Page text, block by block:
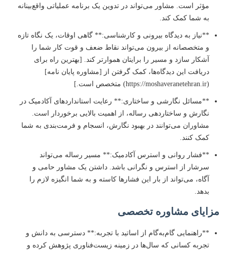
مؤثر است. مشاور می‌تواند در تدوین یک برنامه عملیاتی واقع‌بینانه
به شما کمک کند.
**نیاز به دیدگاه بیرونی و کارشناسی:** گاهی اوقات، یک نگاه تازه
و متخصصانه از بیرون می‌تواند نقاط ضعف و قوت کار شما را
آشکار سازد و مسیر را برایتان هموارتر کند. [بهترین راه برای
دریافت این دیدگاه‌ها، کمک گرفتن از [مشاوره پایان نامه]
(https://moshaveranetehran.ir) متخصص است.]
**مسائل نگارشی و ساختاری:** رعایت استانداردهای آکادمیک در
نگارش و ساختاردهی رساله، از اهمیت بالایی برخوردار است.
مشاوران می‌توانند در بهبود نگارش، انسجام و فرمت‌بندی به شما
کمک کنند.
**فشار روانی و استرس آکادمیک:** مسیر رساله می‌تواند
سرشار از استرس و نگرانی باشد. داشتن یک مشاور حامی و
آگاه، می‌تواند از بار این فشارها کاسته و به شما انگیزه لازم را
بدهد.
مزایای مشاوره تخصصی
**راهنمایی گام‌به‌گام از اساتید با تجربه:** دسترسی به دانش و
تجربه کسانی که سال‌ها در زمینه زیست‌فناوری پژوهش کرده و